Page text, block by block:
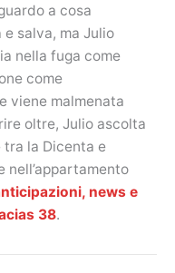
a cosa
e salva, ma Julio
nella fuga come
come
e viene malmenata
oltre, Julio ascolta
tra la Dicenta e
nell’appartamento
news e
38.